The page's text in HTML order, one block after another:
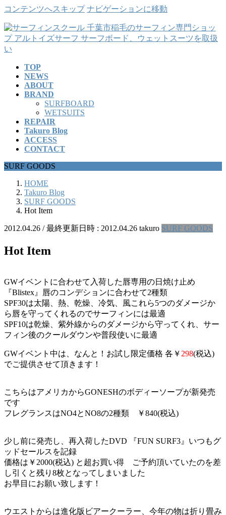
コンテンツへスキップ ナビゲーションに移動
TOP
NEWS
ABOUT
BRAND
SURFBOARD
WETSUITS
REPAIR
Takuro Blog
ACCESS
CONTACT
SURF GOODS
HOME
Takuro Blog
SURF GOODS
Hot Item
2012.04.26 / 最終更新日時 : 2012.04.26 takuro SURF GOODS
Hot Item
GWイベントに合わせて入荷した唇専用の日焼け止め
『Blistex』唇のコンデションに合わせて2種類
SPF30は太陽、熱、乾燥、冷気、風これら5つのダメージか
ら唇を守ってくれるのでサーフィンには最適
SPF10は乾燥、紫外線からのダメージから守ってくれ、サー
フィン後のクールダウンや普段使いに最適
GWイベント中は、なんと！お試し限定価格 各￥ 298(税込)
でご提供させて頂きます！
こちらはアメリカからGONESHのボディーソープが新発売
です
フレグランスはNO4とNO8の2種類 ￥840(税込)
少し前に発売し、再入荷したDVD 『FUN SURF3』いつもグ
ッドセールスを記録
価格は￥2000(税込) と超お買い得 ご予約頂いていたのを差
し引くと残り8枚となってしまいました
お早目にお願い致します！
ウエストからは進化版ビアークーラー、今年の物は折り畳み